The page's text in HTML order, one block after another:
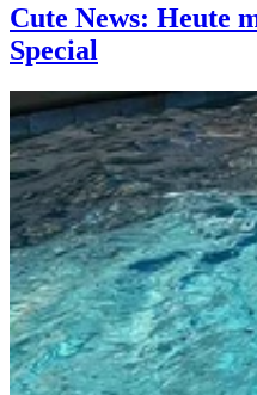
Cute News: Heute
Special